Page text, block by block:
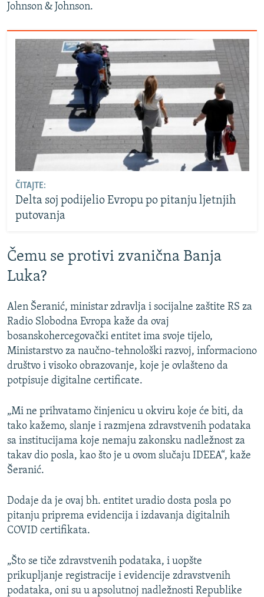
Johnson & Johnson.
ČITAJTE:
Delta soj podijelio Evropu po pitanju ljetnjih
putovanja
Čemu se protivi zvanična Banja
Luka?
Alen Šeranić, ministar zdravlja i socijalne zaštite RS za
Radio Slobodna Evropa kaže da ovaj
bosanskohercegovački entitet ima svoje tijelo,
Ministarstvo za naučno-tehnološki razvoj, informaciono
društvo i visoko obrazovanje, koje je ovlašteno da
potpisuje digitalne certificate.
„Mi ne prihvatamo činjenicu u okviru koje će biti, da
tako kažemo, slanje i razmjena zdravstvenih podataka
sa institucijama koje nemaju zakonsku nadležnost za
takav dio posla, kao što je u ovom slučaju IDEEA“, kaže
Šeranić.
Dodaje da je ovaj bh. entitet uradio dosta posla po
pitanju priprema evidencija i izdavanja digitalnih
COVID certifikata.
„Što se tiče zdravstvenih podataka, i uopšte
prikupljanje registracije i evidencije zdravstvenih
podataka, oni su u apsolutnoj nadležnosti Republike